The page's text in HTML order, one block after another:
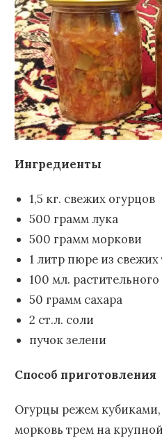
Ингредиенты
1,5 кг. свежих огурцов
500 грамм лука
500 грамм моркови
1 литр пюре из свежих
100 мл.
50 грамм сахара
2 ст.л. соли
пучок зелени
Способ приготовления
Огурцы режем
морковь трем на